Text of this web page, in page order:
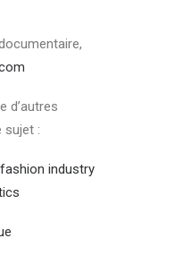
d’autres
sujet :
industry